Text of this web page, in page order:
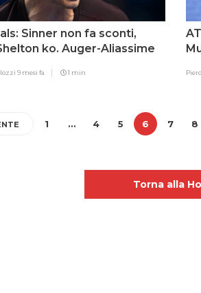
Sinner non fa sconti,
ko. Auger-Aliassime
9 mesi fa 1 min
1 … 4 5 6 7 8
Torna alla